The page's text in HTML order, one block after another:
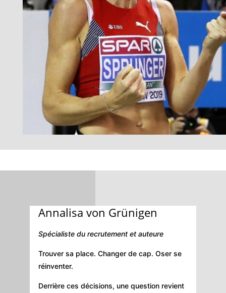
Annalisa von Grünigen
Spécialiste du recrutement et auteure
Trouver sa place. Changer de cap. Oser se
réinventer.
Derrière ces décisions, une question revient